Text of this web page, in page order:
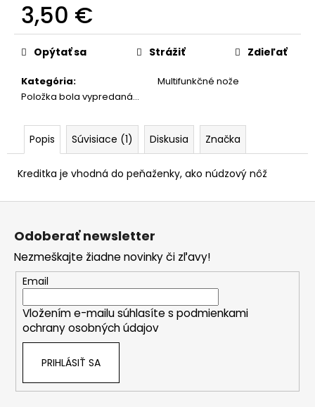
3,50 €
Jednotková
cena:
Kategória:
Multifunkčné nože
Položka bola vypredaná…
Opýtať sa Strážiť Zdieľať
Popis Súvisiace (1) Diskusia Značka
Kreditka je vhodná do peňaženky, ako núdzový nôž
O
p
o
a
m
Z
Odoberať newsletter
Nezmeškajte žiadne novinky či zľavy!
Email
Vložením e-mailu súhlasíte s podmienkami
ochrany osobných údajov
PRIHLÁSIŤ SA